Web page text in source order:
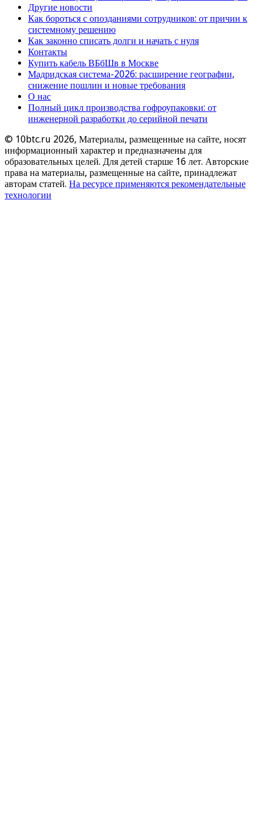
Другие новости
Как бороться с опозданиями сотрудников: от причин к
системному решению
Как законно списать долги и начать с нуля
Контакты
Купить кабель ВБбШв в Москве
Мадридская система-2026: расширение географии,
снижение пошлин и новые требования
О нас
Полный цикл производства гофроупаковки: от
инженерной разработки до серийной печати
© 10btc.ru 2026, Материалы, размещенные на сайте, носят
информационный характер и предназначены для
образовательных целей. Для детей старше 16 лет. Авторские
права на материалы, размещенные на сайте, принадлежат
авторам статей. На ресурсе применяются рекомендательные
технологии